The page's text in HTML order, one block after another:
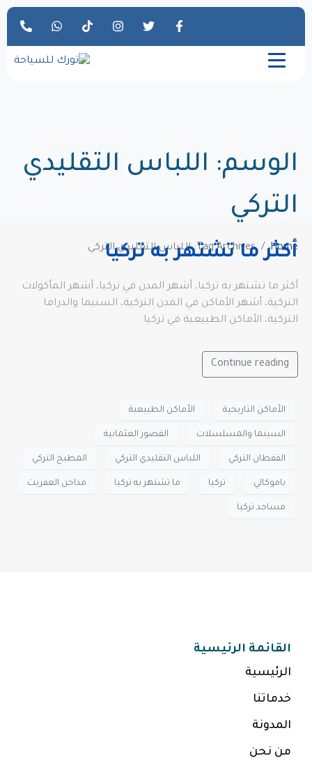
الوسم: اللباس التقليدي
التركي
Home Tag Archives: اللباس التقليدي التركي
أكثر ما تشتهر به تركيا
أكثر ما تشتهر به تركيا، أشهر المدن في تركيا، أشهر المأكولات
التركية، أشهر الأماكن في المدن التركية، السنيما والدراما
التركية، الأماكن الطبيعية في تركيا
Continue reading
الأماكن التاريخية الأماكن الطبيعية
السينما والمسلسلات القصور العثمانية
القفطان التركي اللباس التقليدي التركي المطبخ التركي
باموكالي تركيا ما تشتهر به تركيا مداخن العفريت
مساجد تركيا
القائمة الرئيسية
الرئيسية
خدماتنا
المدونة
من نحن